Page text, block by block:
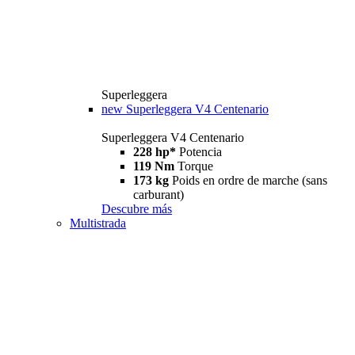
Superleggera
new Superleggera V4 Centenario
Superleggera V4 Centenario
228 hp* Potencia
119 Nm Torque
173 kg Poids en ordre de marche (sans
carburant)
Descubre más
Multistrada